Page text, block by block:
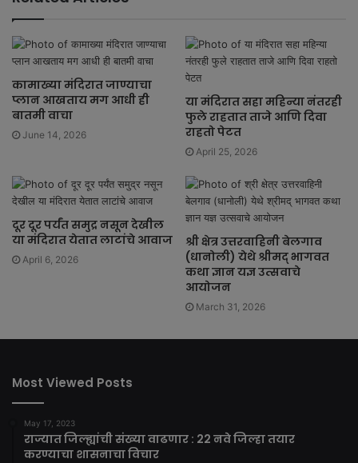
कामाख्या मंदिरात जाण्याचा
प्लान आखताय मग आधी ही
बातमी वाचा
June 14, 2026
या मंदिरात सहा महिन्या नंतरही
फुले राहतात ताजे आणि दिवा
राहतो पेटत
April 25, 2026
दूर दूर पर्यंत समुद्र नसून देखील
या मंदिरात येतात लाटांचे आवाज
April 6, 2026
श्री क्षेत्र उत्तरवाहिनी बेलगाव
(धानोली) येथे श्रीमद् भागवत
कथा ज्ञान यज्ञ उत्सवाचे
आयोजन
March 31, 2026
Most Viewed Posts
May 17, 2023
राज्यात जिल्ह्यांची संख्या वाढणार : 22 नवे जिल्हा तयार
करण्याचा शासनाचा विचार